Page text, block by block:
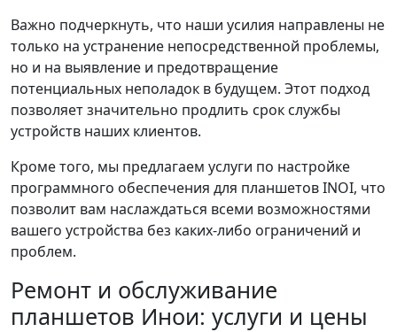
Важно подчеркнуть, что наши усилия направлены не
только на устранение непосредственной проблемы,
но и на выявление и предотвращение
потенциальных неполадок в будущем. Этот подход
позволяет значительно продлить срок службы
устройств наших клиентов.
Кроме того, мы предлагаем услуги по настройке
программного обеспечения для планшетов INOI, что
позволит вам наслаждаться всеми возможностями
вашего устройства без каких-либо ограничений и
проблем.
Ремонт и обслуживание
планшетов Инои: услуги и цены